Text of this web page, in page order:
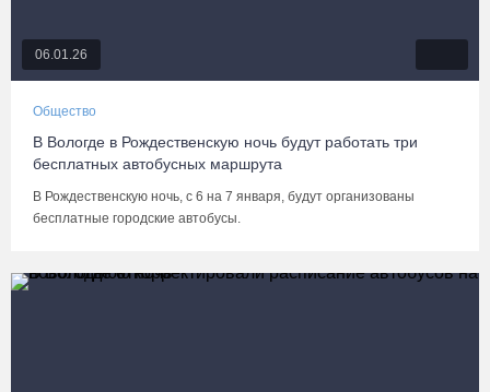
06.01.26
Общество
В Вологде в Рождественскую ночь будут работать три
бесплатных автобусных маршрута
В Рождественскую ночь, с 6 на 7 января, будут организованы
бесплатные городские автобусы.